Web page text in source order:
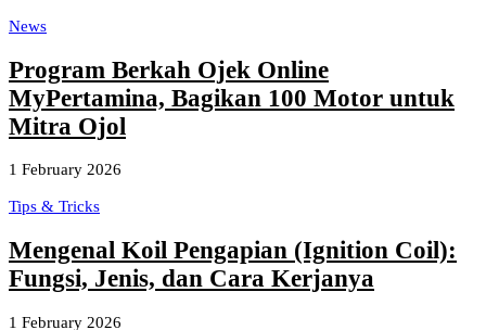
News
Program Berkah Ojek Online
MyPertamina, Bagikan 100 Motor untuk
Mitra Ojol
1 February 2026
Tips & Tricks
Mengenal Koil Pengapian (Ignition Coil):
Fungsi, Jenis, dan Cara Kerjanya
1 February 2026